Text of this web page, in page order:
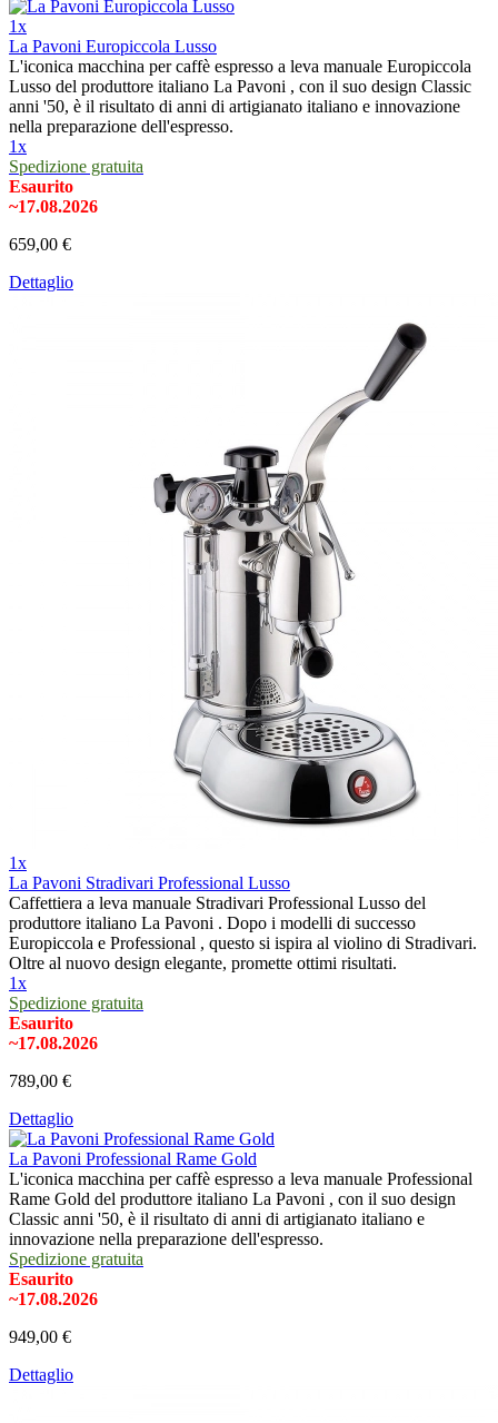
1x
La Pavoni Europiccola Lusso
L'iconica macchina per caffè espresso a leva manuale Europiccola
Lusso del produttore italiano La Pavoni , con il suo design Classic
anni '50, è il risultato di anni di artigianato italiano e innovazione
nella preparazione dell'espresso.
1x
Spedizione gratuita
Esaurito
~17.08.2026
659,00 €
Dettaglio
1x
La Pavoni Stradivari Professional Lusso
Caffettiera a leva manuale Stradivari Professional Lusso del
produttore italiano La Pavoni . Dopo i modelli di successo
Europiccola e Professional , questo si ispira al violino di Stradivari.
Oltre al nuovo design elegante, promette ottimi risultati.
1x
Spedizione gratuita
Esaurito
~17.08.2026
789,00 €
Dettaglio
La Pavoni Professional Rame Gold
L'iconica macchina per caffè espresso a leva manuale Professional
Rame Gold del produttore italiano La Pavoni , con il suo design
Classic anni '50, è il risultato di anni di artigianato italiano e
innovazione nella preparazione dell'espresso.
Spedizione gratuita
Esaurito
~17.08.2026
949,00 €
Dettaglio